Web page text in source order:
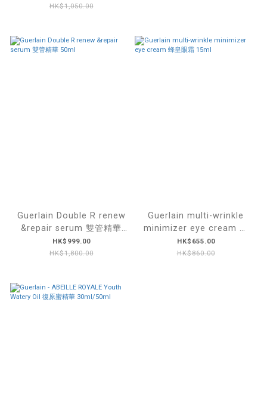
HK$1,050.00
Guerlain Double R renew
&repair serum 雙管精華
50ml
HK$999.00
HK$1,800.00
Guerlain multi-wrinkle
minimizer eye cream 蜂
皇眼霜 15ml
HK$655.00
HK$860.00